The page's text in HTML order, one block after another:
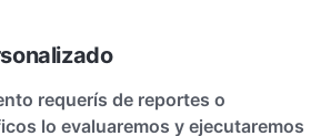
requerís de reportes o
lo evaluaremos y ejecutaremos